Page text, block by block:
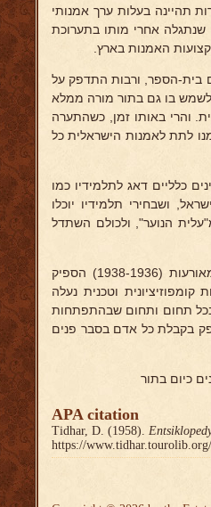
תהיינה בעלות ערך אמנותי
אחרי מותו בתערוכת
האמנות בארץ.
בית-הספר, ורבות התדפק על
לשמש בו גם בתור מורה ממלא
והרי באותו זמן, כשהתערה
לתת לאמנות הישראלית כל
כלליים דאג לתלמידיו כמו
ושבחירי תלמידיו יוכלו
הנוער", ולכולם השתדל
אף-על-פי-כן התאמץ אף למעלה מכוחו הפיזי להמשיך גם ביצירה, ובשנות המאורעות (1938-1936) הספיק
וטכנית נעלה
תחום ותחום שבהתפתחות
בקבלת כל אדם בסבר פנים
כיום בתור
APA citation
Tidhar, D. (1958).
https://